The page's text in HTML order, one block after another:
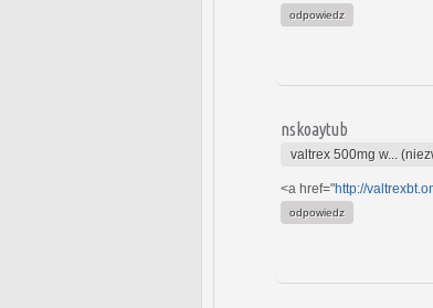
odpowiedz
nskoaytub
valtrex 500mg w...
<a href="http://
odpowiedz